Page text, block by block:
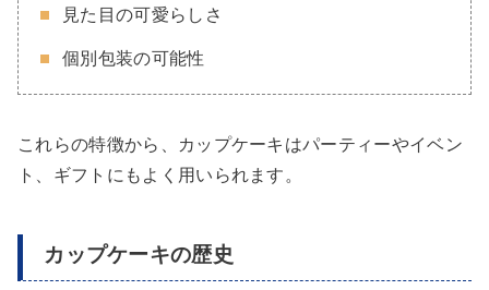
見た目の可愛らしさ
個別包装の可能性
これらの特徴から、カップケーキはパーティーやイベン
ト、ギフトにもよく用いられます。
カップケーキの歴史